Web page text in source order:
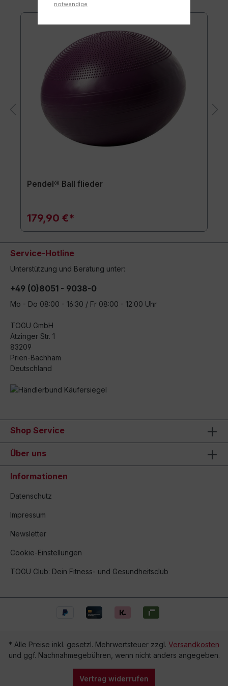
Pendel® Ball flieder
179,90 €*
Service-Hotline
Unterstützung und Beratung unter:
+49 (0)8051 - 9038-0
Mo - Do 08:00 - 16:30 / Fr 08:00 - 12:00 Uhr
TOGU GmbH
Atzinger Str. 1
83209
Prien-Bachham
Deutschland
Shop Service
Über uns
Informationen
Datenschutz
Impressum
Newsletter
Cookie-Einstellungen
TOGU Club: Dein Fitness- und Gesundheitsclub
* Alle Preise inkl. gesetzl. Mehrwertsteuer zzgl. Versandkosten
und ggf. Nachnahmegebühren, wenn nicht anders angegeben.
Vertrag widerrufen
notwendige